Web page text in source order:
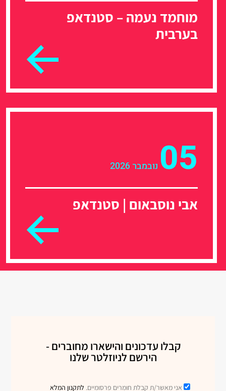
מוחמד נעמה – סטנדאפ
בערבית
05 נובמבר 2026
אבי נוסבאום | סטנדאפ
קבלו עדכונים והישארו מחוברים -
הירשם לניוזלטר שלנו
אני מאשר/ת קבלת חומרים פרסומיים. לתקנון המלא